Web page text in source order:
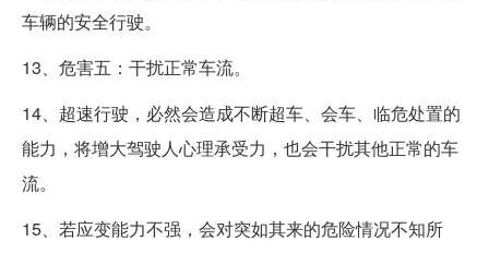
车辆的安全行驶。
13、危害五：干扰正常车流。
14、超速行驶，必然会造成不断超车、会车、临危处置的
能力，将增大驾驶人心理承受力，也会干扰其他正常的车
流。
15、若应变能力不强，会对突如其来的危险情况不知所